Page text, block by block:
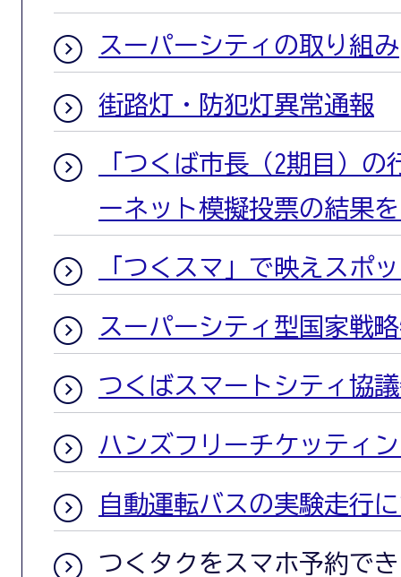
スーパーシティの取り組み
街路灯・防犯灯異常通報
「つくば市長（2期目）
ーネット模擬投票の結果
「つくスマ」で映えスポ
スーパーシティ型国家戦
つくばスマートシティ協
ハンズフリーチケッティ
自動運転バスの実験走行
つくタクをスマホ予約で